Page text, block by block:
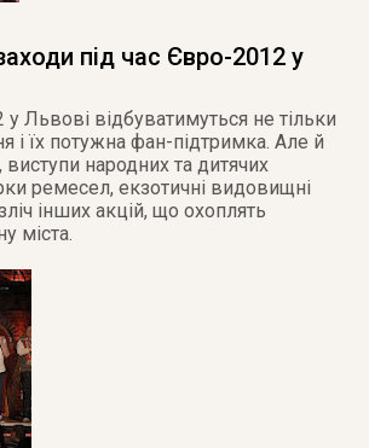
під час Євро-2012 у
Львові відбуватимуться не тільки
і їх потужна фан-підтримка. Але й
виступи народних та дитячих
ремесел, екзотичні видовищні
інших акцій, що охоплять
міста.